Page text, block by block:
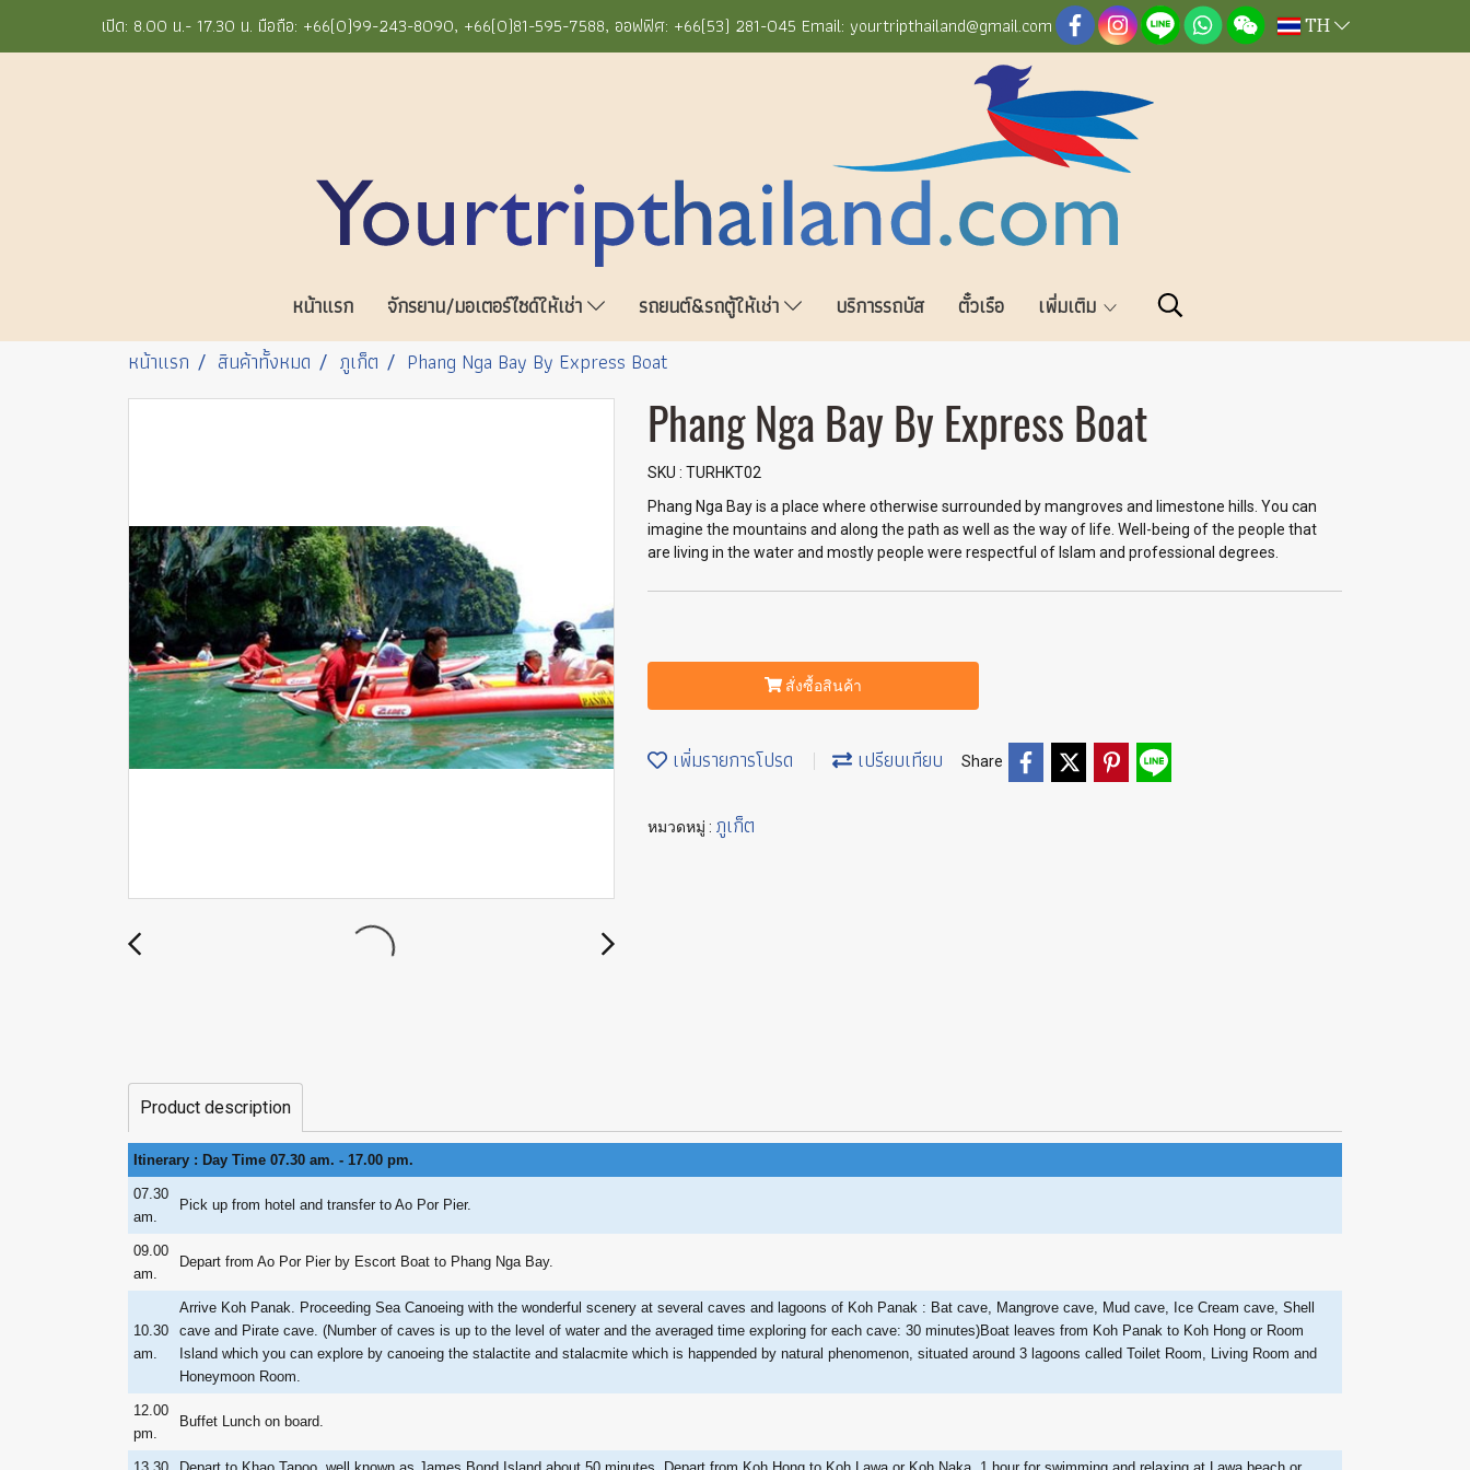
เปิด: 8.00 น.- 17.30 น. มือถือ: +66(0)99-243-8090, +66(0)81-595-7588, ออฟฟิศ: +66(53) 281-045 Email: yourtripthailand@gmail.com TH
หน้าแรก จักรยาน/มอเตอร์ไซด์ให้เช่า รถยนต์&รถตู้ให้เช่า บริการรถบัส ตั๋วเรือ
เพิ่มเติม
หน้าแรก
สินค้าทั้งหมด ภูเก็ต Phang Nga Bay By Express Boat
Phang Nga Bay By Express Boat
SKU : TURHKT02
Phang Nga Bay is a place where otherwise surrounded by mangroves and limestone hills. You can
imagine the mountains and along the path as well as the way of life. Well-being of the people that
are living in the water and mostly people were respectful of Islam and professional degrees.
สั่งซื้อสินค้า
เพิ่มรายการโปรด เปรียบเทียบ Share
หมวดหมู่ : ภูเก็ต
Product description
Itinerary : Day Time 07.30 am. - 17.00 pm.
07.30
am.
Pick up from hotel and transfer to Ao Por Pier.
09.00
am.
Depart from Ao Por Pier by Escort Boat to Phang Nga Bay.
10.30
am.
Arrive Koh Panak. Proceeding Sea Canoeing with the wonderful scenery at several caves and lagoons of Koh Panak : Bat cave, Mangrove cave, Mud cave, Ice Cream cave, Shell
cave and Pirate cave. (Number of caves is up to the level of water and the averaged time exploring for each cave: 30 minutes)Boat leaves from Koh Panak to Koh Hong or Room
Island which you can explore by canoeing the stalactite and stalacmite which is happended by natural phenomenon, situated around 3 lagoons called Toilet Room, Living Room and
Honeymoon Room.
12.00
pm.
Buffet Lunch on board.